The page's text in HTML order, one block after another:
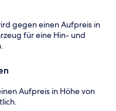
gegen einen Aufpreis in
für eine Hin- und
Aufpreis in Höhe von